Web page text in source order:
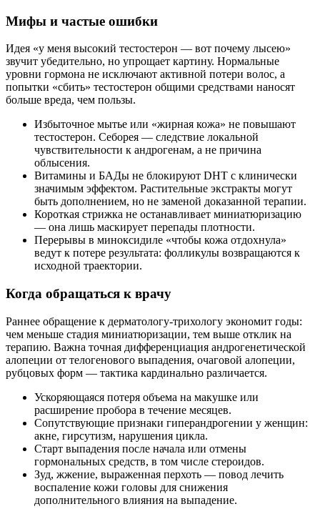
Мифы и частые ошибки
Идея «у меня высокий тестостерон — вот почему лысею»
звучит убедительно, но упрощает картину. Нормальные
уровни гормона не исключают активной потери волос, а
попытки «сбить» тестостерон общими средствами наносят
больше вреда, чем пользы.
Избыточное мытье или «жирная кожа» не повышают
тестостерон. Себорея — следствие локальной
чувствительности к андрогенам, а не причина
облысения.
Витамины и БАДы не блокируют DHT с клинически
значимым эффектом. Растительные экстракты могут
быть дополнением, но не заменой доказанной терапии.
Короткая стрижка не останавливает миниатюризацию
— она лишь маскирует перепады плотности.
Перерывы в миноксидиле «чтобы кожа отдохнула»
ведут к потере результата: фолликулы возвращаются к
исходной траектории.
Когда обращаться к врачу
Раннее обращение к дерматологу‑трихологу экономит годы:
чем меньше стадия миниатюризации, тем выше отклик на
терапию. Важна точная дифференциация андрогенетической
алопеции от телогенового выпадения, очаговой алопеции,
рубцовых форм — тактика кардинально различается.
Ускоряющаяся потеря объема на макушке или
расширение пробора в течение месяцев.
Сопутствующие признаки гиперандрогении у женщин:
акне, гирсутизм, нарушения цикла.
Старт выпадения после начала или отмены
гормональных средств, в том числе стероидов.
Зуд, жжение, выраженная перхоть — повод лечить
воспаление кожи головы для снижения
дополнительного влияния на выпадение.